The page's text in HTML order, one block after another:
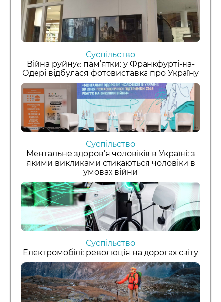
Суспільство
Війна руйнує пам’ятки: у Франкфурті-на-
Одері відбулася фотовиставка про Україну
Суспільство
Ментальне здоров’я чоловіків в Україні: з
якими викликами стикаються чоловіки в
умовах війни
Суспільство
Електромобілі: революція на дорогах світу